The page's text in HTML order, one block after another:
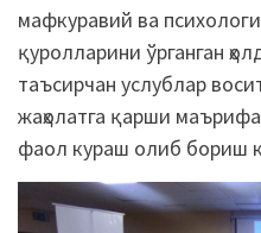
мафкуравий ва
қуролларини ўрганган
таъсирчан услублар
жаҳолатга қарши
фаол кураш олиб бориш